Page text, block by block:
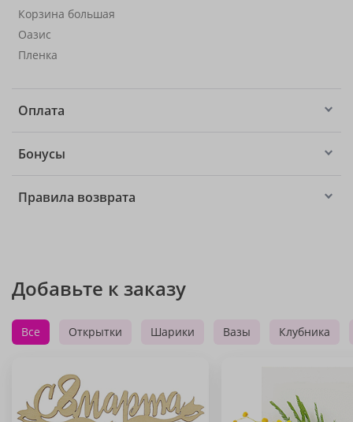
Корзина большая
Оазис
Пленка
Оплата
Бонусы
Правила возврата
Добавьте к заказу
Все Открытки Шарики Вазы Клубника